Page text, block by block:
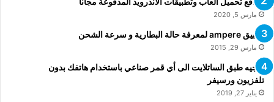
مارس 5, 2020
تطبيق ampere لمعرفة حالة البطارية و سرعة الشحن
مارس 29, 2015
توجيه طبق الساتلايت الى أي قمر صناعي باستخدام هاتفك بدون
تلفزيون ورسيفر
يناير 27, 2019